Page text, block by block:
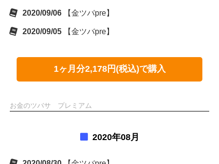
2020/09/06 【金ツバpre】
2020/09/05 【金ツバpre】
1ヶ月分2,178円(税込)で購入
お金のツバサ プレミアム
2020年08月